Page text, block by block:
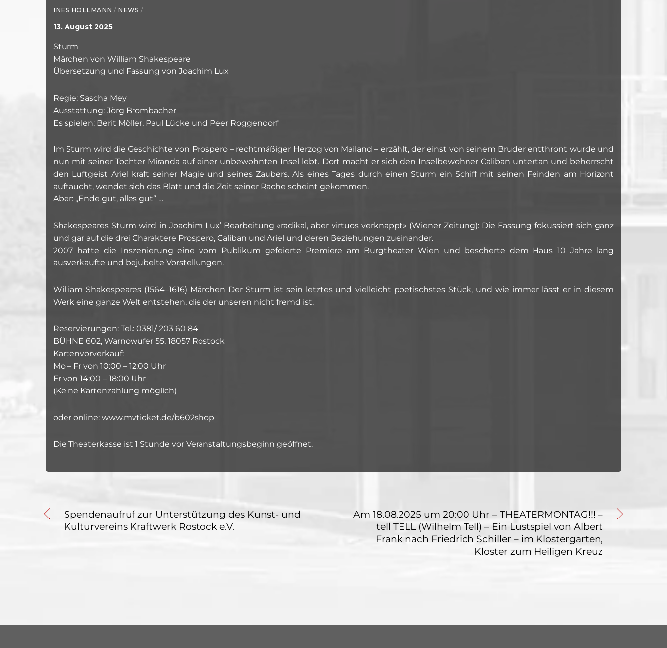
INES HOLLMANN / NEWS /
13. August 2025
Sturm
Märchen von William Shakespeare
Übersetzung und Fassung von Joachim Lux
Regie: Sascha Mey
Ausstattung: Jörg Brombacher
Es spielen: Berit Möller, Paul Lücke und Peer Roggendorf
Im Sturm wird die Geschichte von Prospero – rechtmäßiger Herzog von Mailand – erzählt, der einst von seinem Bruder entthront wurde und
nun mit seiner Tochter Miranda auf einer unbewohnten Insel lebt. Dort macht er sich den Inselbewohner Caliban untertan und beherrscht
den Luftgeist Ariel kraft seiner Magie und seines Zaubers. Als eines Tages durch einen Sturm ein Schiff mit seinen Feinden am Horizont
auftaucht, wendet sich das Blatt und die Zeit seiner Rache scheint gekommen.
Aber: „Ende gut, alles gut“ …
Shakespeares Sturm wird in Joachim Lux’ Bearbeitung «radikal, aber virtuos verknappt» (Wiener Zeitung): Die Fassung fokussiert sich ganz
und gar auf die drei Charaktere Prospero, Caliban und Ariel und deren Beziehungen zueinander.
2007 hatte die Inszenierung eine vom Publikum gefeierte Premiere am Burgtheater Wien und bescherte dem Haus 10 Jahre lang
ausverkaufte und bejubelte Vorstellungen.
William Shakespeares (1564–1616) Märchen Der Sturm ist sein letztes und vielleicht poetischstes Stück, und wie immer lässt er in diesem
Werk eine ganze Welt entstehen, die der unseren nicht fremd ist.
Reservierungen: Tel.: 0381/ 203 60 84
BÜHNE 602, Warnowufer 55, 18057 Rostock
Kartenvorverkauf:
Mo – Fr von 10:00 – 12:00 Uhr
Fr von 14:00 – 18:00 Uhr
(Keine Kartenzahlung möglich)
oder online: www.mvticket.de/b602shop
Die Theaterkasse ist 1 Stunde vor Veranstaltungsbeginn geöffnet.
Spendenaufruf zur Unterstützung des Kunst- und
Kulturvereins Kraftwerk Rostock e.V.
Am 18.08.2025 um 20:00 Uhr – THEATERMONTAG!!! –
tell TELL (Wilhelm Tell) – Ein Lustspiel von Albert
Frank nach Friedrich Schiller – im Klostergarten,
Kloster zum Heiligen Kreuz